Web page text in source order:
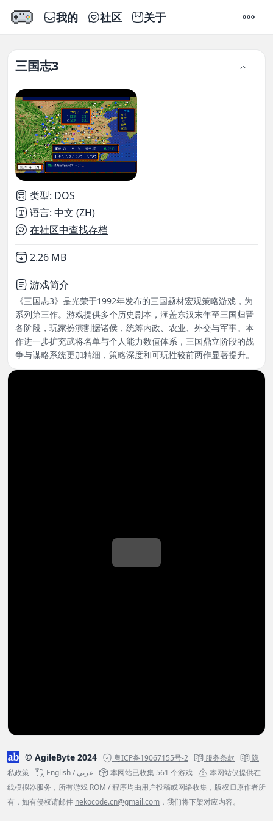
我的 社区 关于 设置
三国志3
类型: DOS
语言: 中文 (ZH)
在社区中查找存档
Not downloaded
2.26 MB
游戏简介
《三国志3》是光荣于1992年发布的三国题材宏观策略游戏，为
系列第三作。游戏提供多个历史剧本，涵盖东汉末年至三国归晋
各阶段，玩家扮演割据诸侯，统筹内政、农业、外交与军事。本
作进一步扩充武将名单与个人能力数值体系，三国鼎立阶段的战
争与谋略系统更加精细，策略深度和可玩性较前两作显著提升。
© AgileByte 2024 粤ICP备19067155号-2 服务条款
隐
私政策
English/عربي 本网站已收集 561 个游戏
本网站仅提供在
线模拟器服务，所有游戏 ROM / 程序均由用户投稿或网络收集，版权归原作者所
有，如有侵权请邮件 nekocode.cn@gmail.com ，我们将下架对应内容。